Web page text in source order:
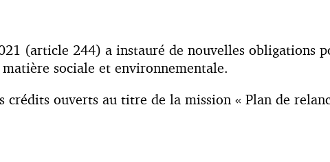
(article 244) a instauré de nouvelles obligations
sociale et environnementale.
ouverts au titre de la mission « Plan de